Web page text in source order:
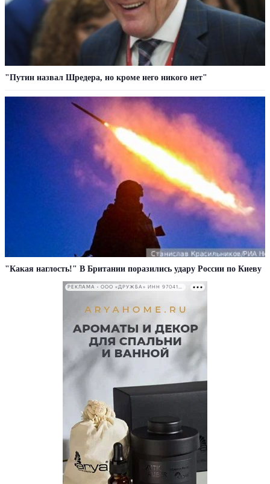
"Путин назвал Шредера, но кроме него никого нет"
"Какая наглость!" В Британии поразились удару России по Киеву
РЕКЛАМА • ООО «ДРУЖБА» ИНН 9704146411